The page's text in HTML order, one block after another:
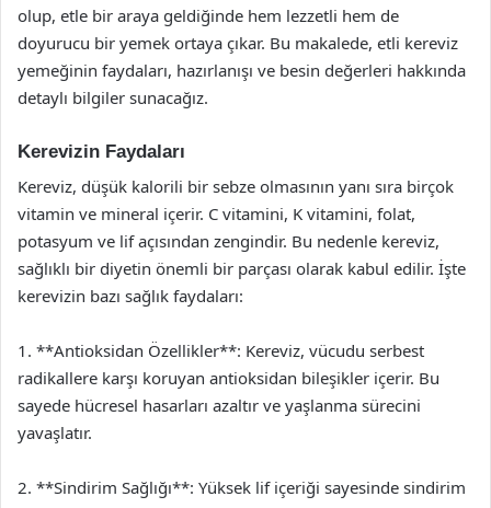
olup, etle bir araya geldiğinde hem lezzetli hem de
doyurucu bir yemek ortaya çıkar. Bu makalede, etli kereviz
yemeğinin faydaları, hazırlanışı ve besin değerleri hakkında
detaylı bilgiler sunacağız.
Kerevizin Faydaları
Kereviz, düşük kalorili bir sebze olmasının yanı sıra birçok
vitamin ve mineral içerir. C vitamini, K vitamini, folat,
potasyum ve lif açısından zengindir. Bu nedenle kereviz,
sağlıklı bir diyetin önemli bir parçası olarak kabul edilir. İşte
kerevizin bazı sağlık faydaları:
1. **Antioksidan Özellikler**: Kereviz, vücudu serbest
radikallere karşı koruyan antioksidan bileşikler içerir. Bu
sayede hücresel hasarları azaltır ve yaşlanma sürecini
yavaşlatır.
2. **Sindirim Sağlığı**: Yüksek lif içeriği sayesinde sindirim